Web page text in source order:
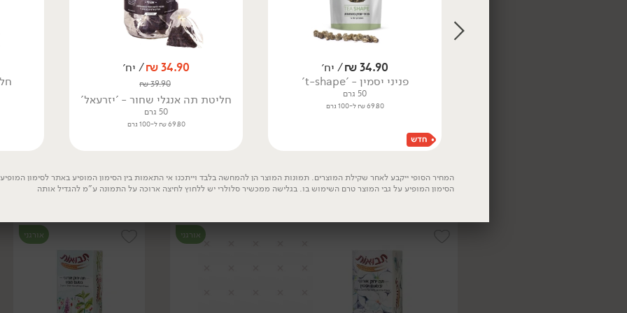
חליטה אורגנית אכיניציאה
תה ירוק אורגני מליסה
אורגני אורגני
34.90
₪/ יח׳
פניני יסמין - 't-shape'
50 גרם
69.80 ₪ ל-100 גרם
34.90
₪/ יח׳
39.90
₪
חליטת תה אנגלי שחור - 'יזרעאל'
50 גרם
69.80 ₪ ל-100 גרם
המחיר הסופי ייקבע לאחר שקילת המוצרים. תמונות המוצר הן להמחשה בלבד וייתכנו אי התאמות בין הסימון המופיע באתר לסימון
הסימון המופיע על גבי המוצר טרם השימוש בו. בגלישה ממכשיר סלולרי יש ללחוץ לחיצה ארוכה על התמונה ע"מ להגדיל אותה